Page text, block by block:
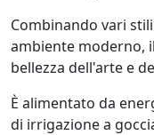
Combinando vari
ambiente moderno,
bellezza dell'arte e
È alimentato da
di irrigazione a